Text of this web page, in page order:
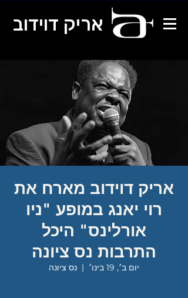
אריק דוידוב
אריק דוידוב מארח את
רוי יאנג במופע "ניו
אורלינס" היכל
התרבות נס ציונה
יום ב׳, 19 בינו׳
  |
נס ציונה